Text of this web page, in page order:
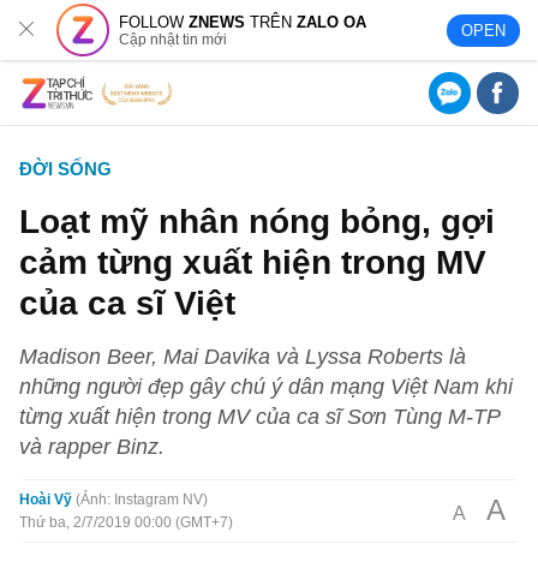
FOLLOWZNEWS TRÊNZALO OA
Cập nhật tin mới OPEN
ĐỜI SỐNG
Loạt mỹ nhân nóng bỏng, gợi
cảm từng xuất hiện trong MV
của ca sĩ Việt
Madison Beer, Mai Davika và Lyssa Roberts là
những người đẹp gây chú ý dân mạng Việt Nam khi
từng xuất hiện trong MV của ca sĩ Sơn Tùng M-TP
và rapper Binz.
Hoài Vỹ Ảnh: Instagram NV
Thứ ba, 2/7/2019 00:00 (GMT+7)
A A